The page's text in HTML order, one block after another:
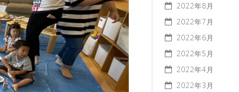
2022年8月
2022年7月
2022年6月
2022年5月
2022年4月
2022年3月